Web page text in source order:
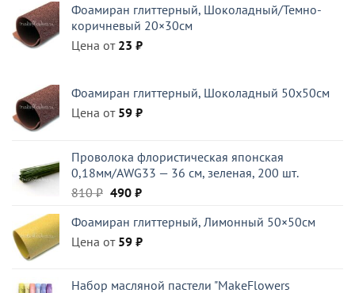
составляла
420 ₽.
294 ₽.
Фоамиран глиттерный, Шоколадный/Темно-
коричневый 20×30см
Цена от 23 ₽
Фоамиран глиттерный, Шоколадный 50x50см
Цена от 59 ₽
Проволока флористическая японская
0,18мм/AWG33 — 36 см, зеленая, 200 шт.
810₽ Первоначальная
составляла
810 ₽.
490 ₽Текущая
490 ₽.
Фоамиран глиттерный, Лимонный 50×50см
Цена от 59 ₽
Набор масляной пастели "MakeFlowers